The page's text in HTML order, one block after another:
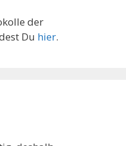
der
Du hier.